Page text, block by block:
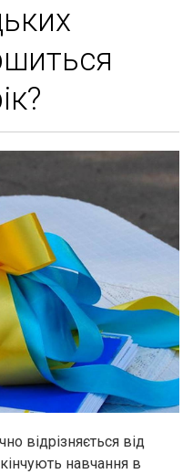
відрізняється від
навчання в